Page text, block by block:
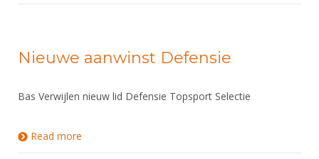
Nieuwe aanwinst Defensie
Bas Verwijlen nieuw lid Defensie Topsport Selectie
Read more